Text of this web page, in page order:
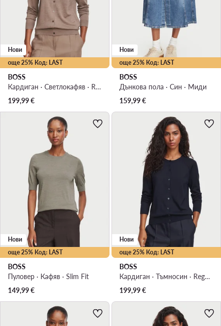
още 25% Код: LAST
Нови
BOSS
Кардиган · Светлокафяв · Regular Fit
199,99€
още 25% Код: LAST
Нови
BOSS
Дънкова пола · Син · Миди
159,99€
още 25% Код: LAST
Нови
BOSS
Пуловер · Кафяв · Slim Fit
149,99€
още 25% Код: LAST
Нови
BOSS
Кардиган · Тъмносин · Regular Fit
199,99€